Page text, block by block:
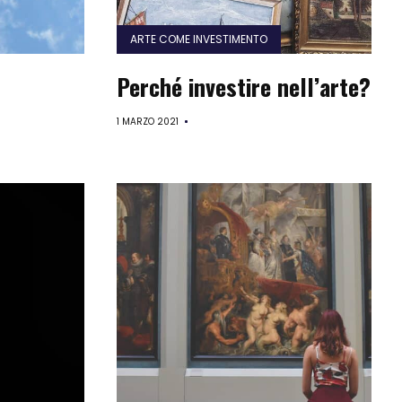
ARTE COME INVESTIMENTO
Perché investire nell’arte?
1 MARZO 2021